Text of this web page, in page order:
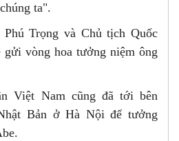
ta".
Trọng và Chủ tịch Quốc
vòng hoa tưởng niệm ông
Việt Nam cũng đã tới bên
Bản ở Hà Nội để tưởng